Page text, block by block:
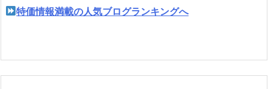
特価情報満載の人気ブログランキングへ